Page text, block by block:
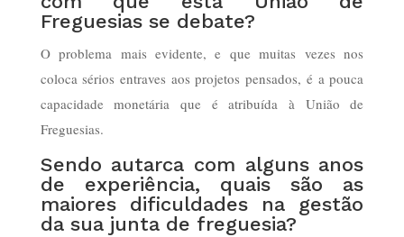
Freguesias se debate?
O problema mais evidente, e que muitas vezes nos
coloca sérios entraves aos projetos pensados, é a pouca
capacidade monetária que é atribuída à União de
Freguesias.
Sendo autarca com alguns anos
de experiência, quais são as
maiores dificuldades na gestão
da sua junta de freguesia?